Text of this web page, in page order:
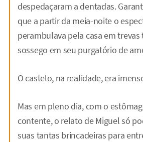
despedaçaram a dentadas.
que a partir da meia-noite o
perambulava pela casa em
sossego em seu purgatório de
O castelo, na realidade, era
Mas em pleno dia, com o
contente, o relato de Miguel só
suas tantas brincadeiras para